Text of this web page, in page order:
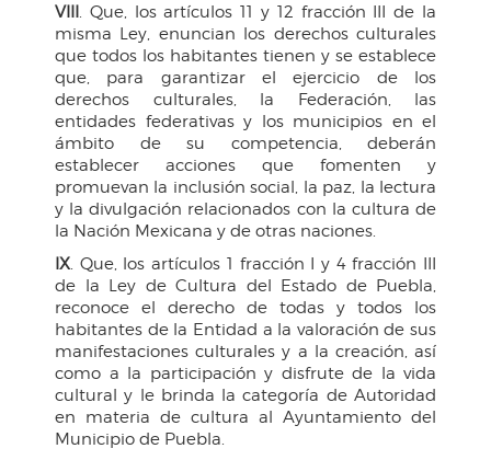
VIII . Que, los artículos 11 y 12 fracción III de la
misma Ley, enuncian los derechos culturales
que todos los habitantes tienen y se establece
que, para garantizar el ejercicio de los
derechos culturales, la Federación, las
entidades federativas y los municipios en el
ámbito de su competencia, deberán
establecer acciones que fomenten y
promuevan la inclusión social, la paz, la lectura
y la divulgación relacionados con la cultura de
la Nación Mexicana y de otras naciones.
IX . Que, los artículos 1 fracción I y 4 fracción III
de la Ley de Cultura del Estado de Puebla,
reconoce el derecho de todas y todos los
habitantes de la Entidad a la valoración de sus
manifestaciones culturales y a la creación, así
como a la participación y disfrute de la vida
cultural y le brinda la categoría de Autoridad
en materia de cultura al Ayuntamiento del
Municipio de Puebla.